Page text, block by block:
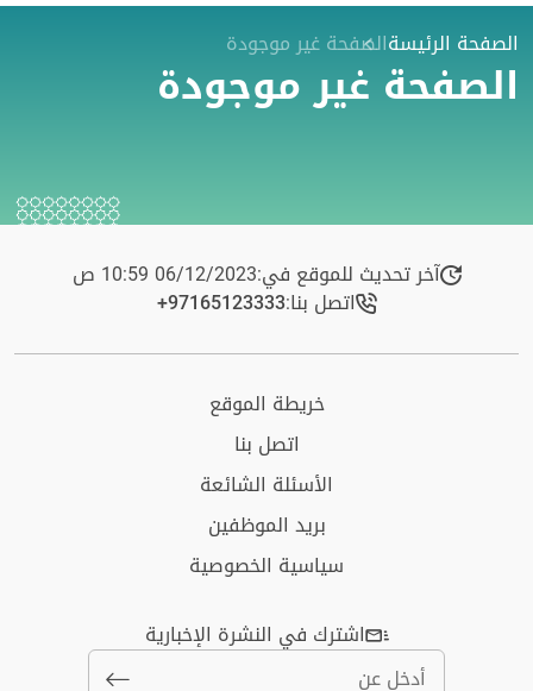
الصفحة الرئيسةالصفحة غير موجودة
الصفحة غير موجودة
آخر تحديث للموقع في:06/12/2023 10:59 ص
اتصل بنا:+97165123333​
خريطة الموقع
اتصل بنا
الأسئلة الشائعة
بريد الموظفين
سياسية الخصوصية
اشترك في النشرة الإخبارية